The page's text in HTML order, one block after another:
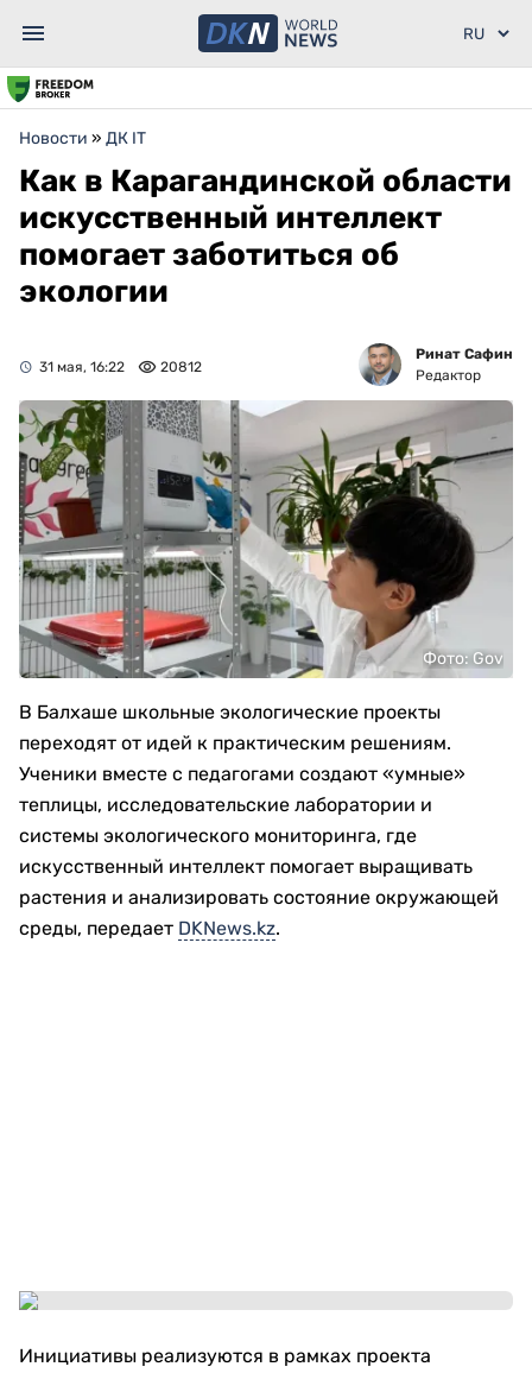
Новости » ДК IT
Как в Карагандинской области
искусственный интеллект
помогает заботиться об
экологии
31 мая, 16:22 20812
Ринат Сафин
Редактор
Фото: Gov
В Балхаше школьные экологические проекты
переходят от идей к практическим решениям.
Ученики вместе с педагогами создают «умные»
теплицы, исследовательские лаборатории и
системы экологического мониторинга, где
искусственный интеллект помогает выращивать
растения и анализировать состояние окружающей
среды, передает DKNews.kz.
Инициативы реализуются в рамках проекта